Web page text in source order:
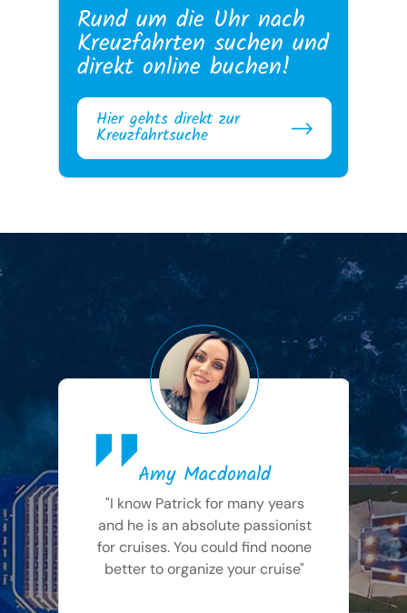
Rund um die Uhr nach
Kreuzfahrten suchen und
direkt online buchen!
Hier gehts direkt zur
Kreuzfahrtsuche
Amy Macdonald
"I know Patrick for many years
and he is an absolute passionist
for cruises. You could find noone
better to organize your cruise"